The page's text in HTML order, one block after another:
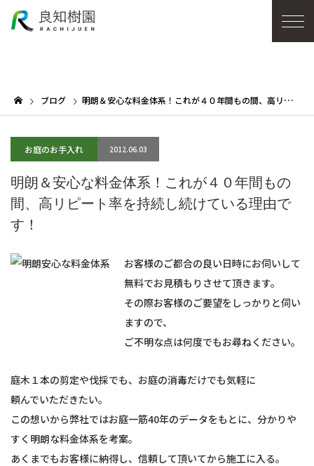
ブログ 明朗＆安心な料金体系！これが４０年間もの間、高リピート率を持続し続けている理由です！
お庭のお手入れ 2012.06.03
明朗＆安心な料金体系！これが４０年間もの
間、高リピート率を持続し続けている理由で
す！
お客様のご都合の良い日時にお伺いして
無料でお見積もりさせて頂きます。
その際お客様のご要望をしっかりと伺い
ますので、
ご不明な点は何度でもお尋ねください。
庭木１本の剪定や伐採でも、お庭の消毒だけでも気軽に
頼んでいただきたい。
この想いから弊社ではお庭一筋40年のデータをもとに、分かりや
すく明朗な料金体系を考案。
あくまでもお客様に納得し、信頼して頂いてから施工に入る。